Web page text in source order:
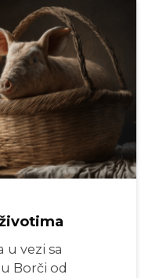
u vezi sa
Borči od